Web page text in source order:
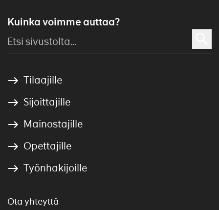
Kuinka voimme auttaa?
Tilaajille
Sijoittajille
Mainostajille
Opettajille
Työnhakijoille
Ota yhteyttä